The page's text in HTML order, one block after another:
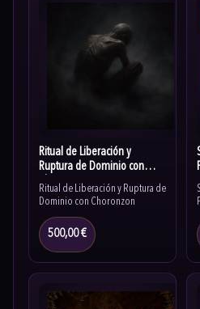
Ritual de Liberación y
Ruptura de Dominio con
Choronzon
Ritual de Liberación y Ruptura de
Dominio con Choronzon
500,00 €